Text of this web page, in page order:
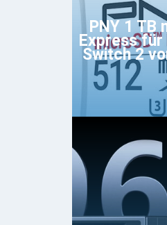
PNY 1 TB
Express
Switch 2